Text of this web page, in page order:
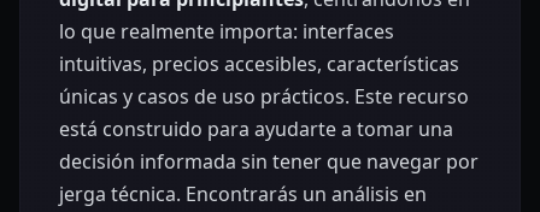
lo que realmente importa: interfaces
intuitivas, precios accesibles, características
únicas y casos de uso prácticos. Este recurso
está construido para ayudarte a tomar una
decisión informada sin tener que navegar por
jerga técnica. Encontrarás un análisis en